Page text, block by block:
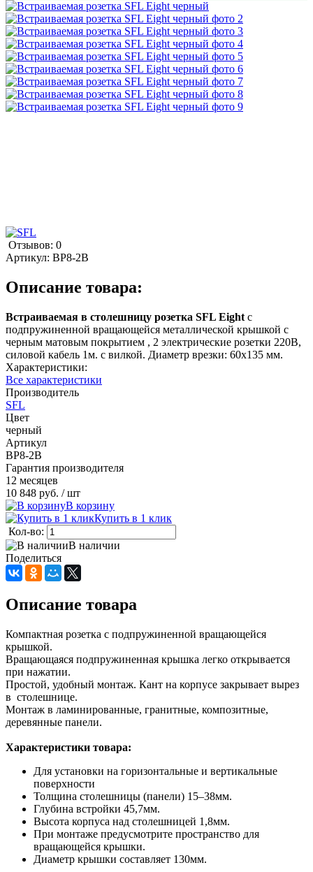
Отзывов: 0
Артикул: BP8-2B
Описание товара:
Встраиваемая в столешницу розетка SFL Eight с
подпружиненной вращающейся металлической крышкой с
черным матовым покрытием , 2 электрические розетки 220В,
силовой кабель 1м. с вилкой. Диаметр врезки: 60х135 мм.
Характеристики:
Все характеристики
Производитель
SFL
Цвет
черный
Артикул
BP8-2B
Гарантия производителя
12 месяцев
10 848 руб. / шт
В корзину
Купить в 1 клик
Кол-во:
В наличии
Поделиться
Описание товара
Компактная розетка с подпружиненной вращающейся
крышкой.
Вращающаяся подпружиненная крышка легко открывается
при нажатии.
Простой, удобный монтаж. Кант на корпусе закрывает вырез
в столешнице.
Монтаж в ламинированные, гранитные, композитные,
деревянные панели.
Характеристики товара:
Для установки на горизонтальные и вертикальные
поверхности
Толщина столешницы (панели) 15–38мм.
Глубина встройки 45,7мм.
Высота корпуса над столешницей 1,8мм.
При монтаже предусмотрите пространство для
вращающейся крышки.
Диаметр крышки составляет 130мм.